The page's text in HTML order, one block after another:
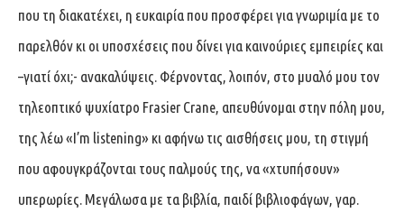
που τη διακατέχει, η ευκαιρία που προσφέρει για γνωριμία με το
παρελθόν κι οι υποσχέσεις που δίνει για καινούριες εμπειρίες και
–γιατί όχι;- ανακαλύψεις. Φέρνοντας, λοιπόν, στο μυαλό μου τον
τηλεοπτικό ψυχίατρο Frasier Crane, απευθύνομαι στην πόλη μου,
της λέω «I’m listening» κι αφήνω τις αισθήσεις μου, τη στιγμή
που αφουγκράζονται τους παλμούς της, να «χτυπήσουν»
υπερωρίες. Μεγάλωσα με τα βιβλία, παιδί βιβλιοφάγων, γαρ.